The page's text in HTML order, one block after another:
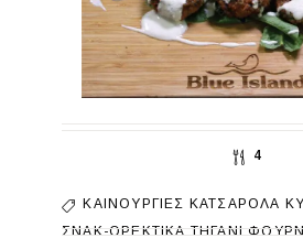
4
ΚΑΙΝΟΎΡΓΙΕΣ ΚΑΤΣΑΡΌΛΑ
ΣΝΑΚ-ΟΡΕΚΤΙΚΆΤΗΓΆΝΙ